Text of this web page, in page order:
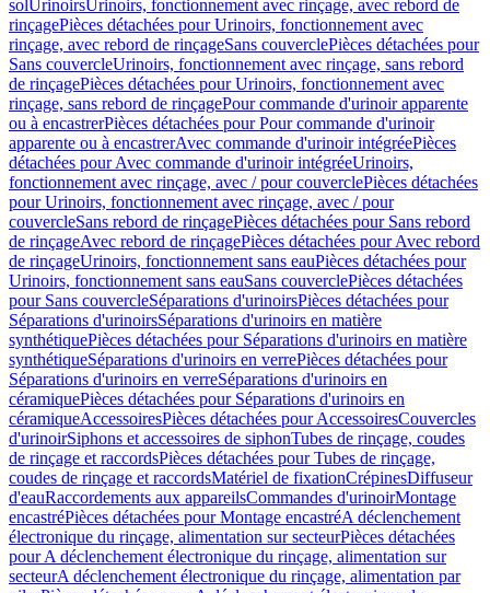
solUrinoirsUrinoirs, fonctionnement avec rinçage, avec rebord de
rinçagePièces détachées pour Urinoirs, fonctionnement avec
rinçage, avec rebord de rinçageSans couverclePièces détachées pour
Sans couvercleUrinoirs, fonctionnement avec rinçage, sans rebord
de rinçagePièces détachées pour Urinoirs, fonctionnement avec
rinçage, sans rebord de rinçagePour commande d'urinoir apparente
ou à encastrerPièces détachées pour Pour commande d'urinoir
apparente ou à encastrerAvec commande d'urinoir intégréePièces
détachées pour Avec commande d'urinoir intégréeUrinoirs,
fonctionnement avec rinçage, avec / pour couverclePièces détachées
pour Urinoirs, fonctionnement avec rinçage, avec / pour
couvercleSans rebord de rinçagePièces détachées pour Sans rebord
de rinçageAvec rebord de rinçagePièces détachées pour Avec rebord
de rinçageUrinoirs, fonctionnement sans eauPièces détachées pour
Urinoirs, fonctionnement sans eauSans couverclePièces détachées
pour Sans couvercleSéparations d'urinoirsPièces détachées pour
Séparations d'urinoirsSéparations d'urinoirs en matière
synthétiquePièces détachées pour Séparations d'urinoirs en matière
synthétiqueSéparations d'urinoirs en verrePièces détachées pour
Séparations d'urinoirs en verreSéparations d'urinoirs en
céramiquePièces détachées pour Séparations d'urinoirs en
céramiqueAccessoiresPièces détachées pour AccessoiresCouvercles
d'urinoirSiphons et accessoires de siphonTubes de rinçage, coudes
de rinçage et raccordsPièces détachées pour Tubes de rinçage,
coudes de rinçage et raccordsMatériel de fixationCrépinesDiffuseur
d'eauRaccordements aux appareilsCommandes d'urinoirMontage
encastréPièces détachées pour Montage encastréA déclenchement
électronique du rinçage, alimentation sur secteurPièces détachées
pour A déclenchement électronique du rinçage, alimentation sur
secteurA déclenchement électronique du rinçage, alimentation par